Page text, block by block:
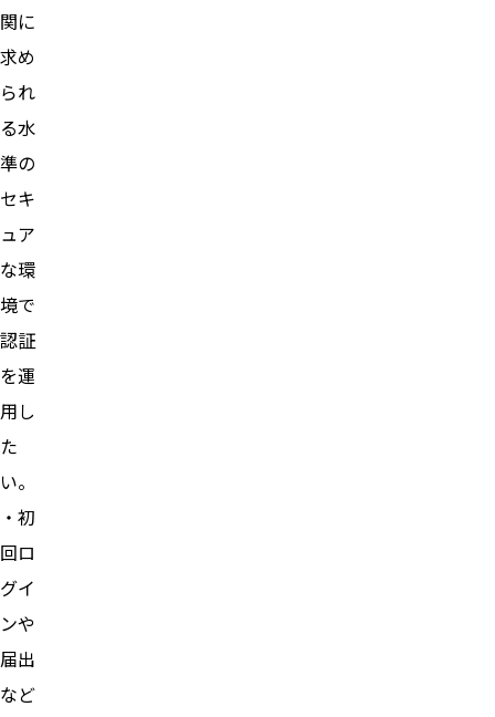
関に
求め
られ
る水
準の
セキ
ュア
な環
境で
認証
を運
用し
た
い。
・初
回ロ
グイ
ンや
届出
など